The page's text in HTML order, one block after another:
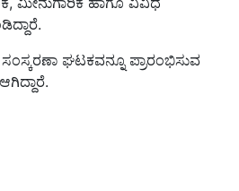
ಸಂಸ್ಕರಣಾ ಘಟಕವನ್ನೂ ಪ್ರಾರಂಭಿಸುವ